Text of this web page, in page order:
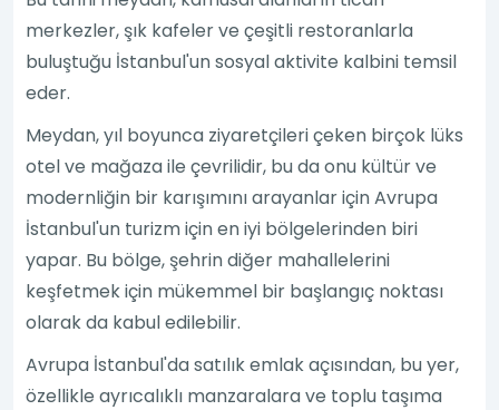
merkezler, şık kafeler ve çeşitli restoranlarla
buluştuğu İstanbul'un sosyal aktivite kalbini temsil
eder.
Meydan, yıl boyunca ziyaretçileri çeken birçok lüks
otel ve mağaza ile çevrilidir, bu da onu kültür ve
modernliğin bir karışımını arayanlar için Avrupa
İstanbul'un turizm için en iyi bölgelerinden biri
yapar. Bu bölge, şehrin diğer mahallelerini
keşfetmek için mükemmel bir başlangıç noktası
olarak da kabul edilebilir.
Avrupa İstanbul'da satılık emlak açısından, bu yer,
özellikle ayrıcalıklı manzaralara ve toplu taşıma